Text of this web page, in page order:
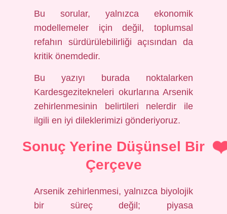
Bu sorular, yalnızca ekonomik
modellemeler için değil, toplumsal
refahın sürdürülebilirliği açısından da
kritik önemdedir.
Bu yazıyı burada noktalarken
Kardesgezitekneleri okurlarına Arsenik
zehirlenmesinin belirtileri nelerdir ile
ilgili en iyi dileklerimizi gönderiyoruz.
Sonuç Yerine Düşünsel Bir
Çerçeve
Arsenik zehirlenmesi, yalnızca biyolojik
bir süreç değil; piyasa